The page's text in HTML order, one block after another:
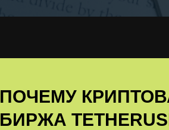
ПОЧЕМУ
БИРЖА